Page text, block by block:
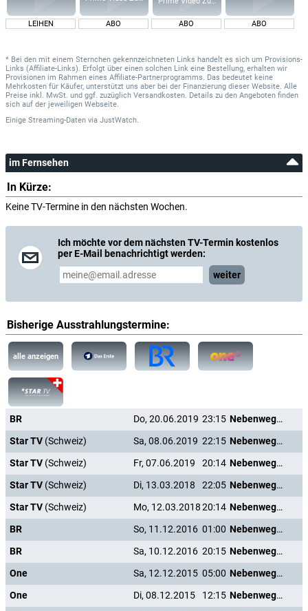
LEIHEN ABO ABO ABO
* Bei den mit einem Sternchen gekennzeichneten Links handelt es sich um Provisions-
Links (Affiliate-Links). Erfolgt über einen solchen Link eine Bestellung, erhalten wir
Provisionen im Rahmen eines Affiliate-Partnerprogramms. Das bedeutet keine
Mehrkosten für Käufer, unterstützt uns aber bei der Finanzierung dieser Website. Alle
Preise inkl. MwSt. und ggf. zuzüglich Versandkosten. Details zu den Angeboten finden
sich auf der jeweiligen Webseite.
Einige Streaming-Daten via JustWatch.
im Fernsehen
In Kürze:
Keine TV-Termine in den nächsten Wochen.
Ich möchte vor dem nächsten TV-Termin kostenlos
per E-Mail benachrichtigt werden:
weiter
Bisherige Ausstrahlungstermine:
alle anzeigen
BR Do, 20.06.2019 23:15
Nebenwege - Pilgern auf bayrisch
Star TV (Schweiz) Sa, 08.06.2019 22:15
Nebenwege - Pilgern auf bayrisch
Star TV (Schweiz) Fr, 07.06.2019 20:14
Nebenwege - Pilgern auf bayrisch
Star TV (Schweiz) Di, 13.03.2018 22:05
Nebenwege - Pilgern auf bayrisch
Star TV (Schweiz) Mo, 12.03.201820:14
Nebenwege - Pilgern auf bayrisch
BR
So, 11.12.2016 01:00
Nebenwege - Pilgern auf bayrisch
BR
Sa, 10.12.2016 20:15
Nebenwege - Pilgern auf bayrisch
One
Sa, 12.12.2015 05:00
Nebenwege - Pilgern auf bayrisch
One
Di, 08.12.2015 12:15
Nebenwege - Pilgern auf bayrisch